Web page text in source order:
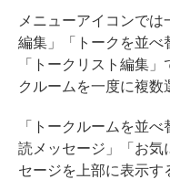
メニューアイコンでは
編集」「トークを並べ
「トークリスト編集
クルームを一度に複数
「トークルームを並
読メッセージ」「お気
セージを上部に表示す